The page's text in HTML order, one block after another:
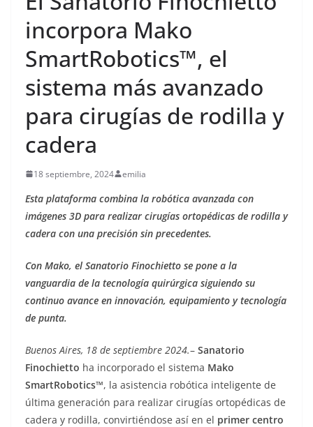
incorpora Mako
SmartRobotics™, el
sistema más avanzado
para cirugías de rodilla y
cadera
18 septiembre, 2024 emilia
Esta plataforma combina la robótica avanzada con
imágenes 3D para realizar cirugías ortopédicas de rodilla y
cadera con una precisión sin precedentes.
Con Mako, el Sanatorio Finochietto se pone a la
vanguardia de la tecnología quirúrgica siguiendo su
continuo avance en innovación, equipamiento y tecnología
de punta.
Buenos Aires, 18 de septiembre 2024.– Sanatorio
Finochietto ha incorporado el sistema Mako
SmartRobotics™, la asistencia robótica inteligente de
última generación para realizar cirugías ortopédicas de
cadera y rodilla, convirtiéndose así en el primer centro